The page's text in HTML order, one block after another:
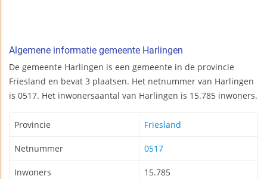
Algemene informatie gemeente Harlingen
De gemeente Harlingen is een gemeente in de provincie
Friesland en bevat 3 plaatsen. Het netnummer van Harlingen
is 0517. Het inwonersaantal van Harlingen is 15.785 inwoners.
Provincie Friesland
Netnummer 0517
Inwoners 15.785